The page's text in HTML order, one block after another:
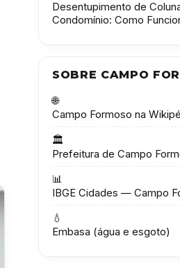
Desentupimento de
Condomínio: Como
SOBRE CAMPO
🌐
Campo Formoso na
🏛️
Prefeitura de Campo
📊
IBGE Cidades — Campo
💧
Embasa (água e esgoto)